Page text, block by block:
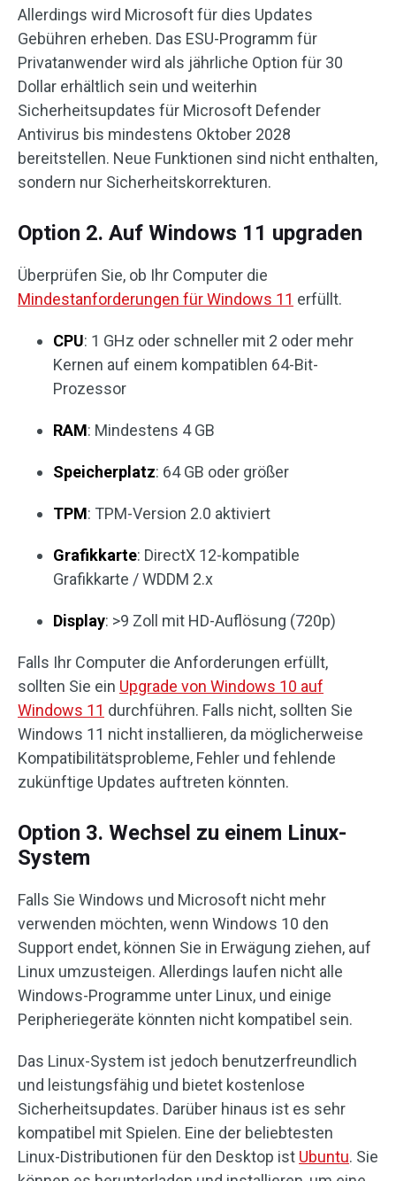
Allerdings wird Microsoft für dies Updates
Gebühren erheben. Das ESU-Programm für
Privatanwender wird als jährliche Option für 30
Dollar erhältlich sein und weiterhin
Sicherheitsupdates für Microsoft Defender
Antivirus bis mindestens Oktober 2028
bereitstellen. Neue Funktionen sind nicht enthalten,
sondern nur Sicherheitskorrekturen.
Option 2. Auf Windows 11 upgraden
Überprüfen Sie, ob Ihr Computer die
Mindestanforderungen für Windows 11 erfüllt.
CPU: 1 GHz oder schneller mit 2 oder mehr
Kernen auf einem kompatiblen 64-Bit-
Prozessor
RAM: Mindestens 4 GB
Speicherplatz: 64 GB oder größer
TPM: TPM-Version 2.0 aktiviert
Grafikkarte: DirectX 12-kompatible
Grafikkarte / WDDM 2.x
Display: >9 Zoll mit HD-Auflösung (720p)
Falls Ihr Computer die Anforderungen erfüllt,
sollten Sie ein Upgrade von Windows 10 auf
Windows 11 durchführen. Falls nicht, sollten Sie
Windows 11 nicht installieren, da möglicherweise
Kompatibilitätsprobleme, Fehler und fehlende
zukünftige Updates auftreten könnten.
Option 3. Wechsel zu einem Linux-
System
Falls Sie Windows und Microsoft nicht mehr
verwenden möchten, wenn Windows 10 den
Support endet, können Sie in Erwägung ziehen, auf
Linux umzusteigen. Allerdings laufen nicht alle
Windows-Programme unter Linux, und einige
Peripheriegeräte könnten nicht kompatibel sein.
Das Linux-System ist jedoch benutzerfreundlich
und leistungsfähig und bietet kostenlose
Sicherheitsupdates. Darüber hinaus ist es sehr
kompatibel mit Spielen. Eine der beliebtesten
Linux-Distributionen für den Desktop ist Ubuntu. Sie